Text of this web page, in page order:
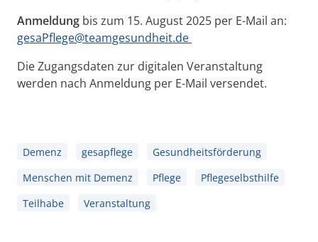
Anmeldung bis zum 15. August 2025 per E-Mail an:
gesaPflege@teamgesundheit.de
Die Zugangsdaten zur digitalen Veranstaltung
werden nach Anmeldung per E-Mail versendet.
Demenz gesapflege
Gesundheitsförderung
Menschen mit Demenz
Pflege
Pflegeselbsthilfe
Teilhabe
Veranstaltung